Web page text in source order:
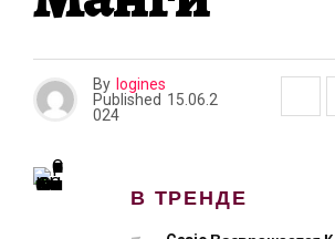
By logines
Published 15.06.2
024
В ТРЕНДЕ